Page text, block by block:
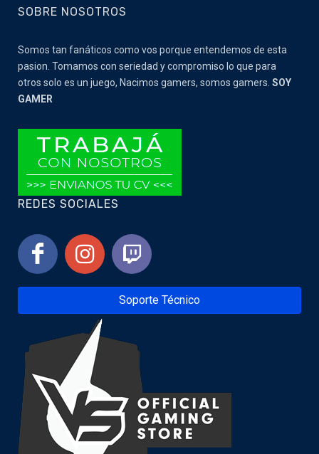
SOBRE NOSOTROS
Somos tan fanáticos como vos porque entendemos de esta
pasion. Tomamos con seriedad y compromiso lo que para
otros solo es un juego, Nacimos gamers, somos gamers. SOY
GAMER
REDES SOCIALES
Soporte Técnico